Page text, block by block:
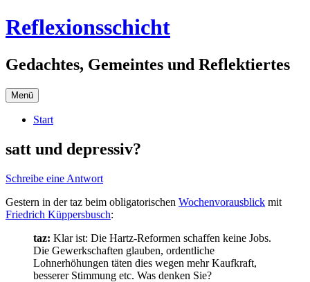
Zum
Inhalt
Reflexionsschicht
Gedachtes, Gemeintes und Reflektiertes
Menü
Start
satt und depressiv?
Schreibe eine Antwort
Gestern in der taz beim obligatorischen Wochenvorausblick mit
Friedrich Küppersbusch:
taz: Klar ist: Die Hartz-Reformen schaffen keine Jobs.
Die Gewerkschaften glauben, ordentliche
Lohnerhöhungen täten dies wegen mehr Kaufkraft,
besserer Stimmung etc. Was denken Sie?